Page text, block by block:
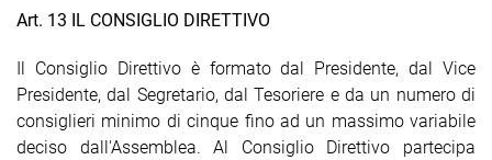
Art. 13 IL CONSIGLIO DIRETTIVO
Il Consiglio Direttivo è formato dal Presidente, dal Vice
Presidente, dal Segretario, dal Tesoriere e da un numero di
consiglieri minimo dicinque fino ad un massimo variabile
deciso dall'Assemblea. Al Consiglio Direttivo partecipa